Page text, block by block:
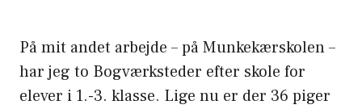
På mit andet arbejde – på Munkekærskolen –
har jeg to Bogværksteder efter skole for
elever i 1.-3. klasse. Lige nu er der 36 piger